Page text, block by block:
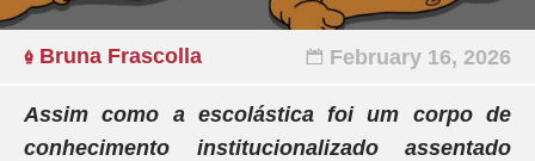
Bruna Frascolla February 16, 2026
Assim como a escolástica foi um corpo de
conhecimento institucionalizado assentado